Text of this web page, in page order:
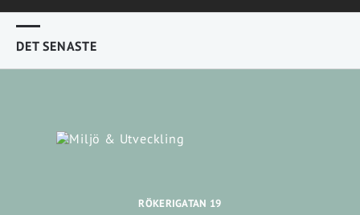
DET SENASTE
RÖKERIGATAN 19